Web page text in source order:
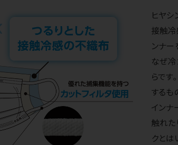
ヒヤシ
接触冷
ンナー
なぜ冷
らです
するも
インナ
触れた
クとは